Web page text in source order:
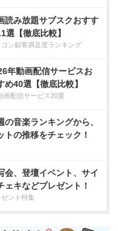
読み放題サブスクおすす
選【徹底比較】
コン顧客満足度ランキング
年動画配信サービスお
め40選【徹底比較】
画配信サービス20選
の音楽ランキングから、
トの推移をチェック！
会、登壇イベント、サイ
ェキなどプレゼント！
ゼント特集